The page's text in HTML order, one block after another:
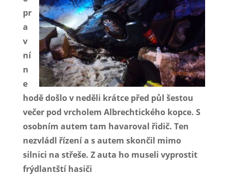
pr
a
v
ní
n
e
hodě došlo v neděli krátce před půl šestou
večer pod vrcholem Albrechtického kopce. S
osobním autem tam havaroval řidič. Ten
nezvládl řízení a s autem skončil mimo
silnici na střeše. Z auta ho museli vyprostit
frýdlantští hasiči